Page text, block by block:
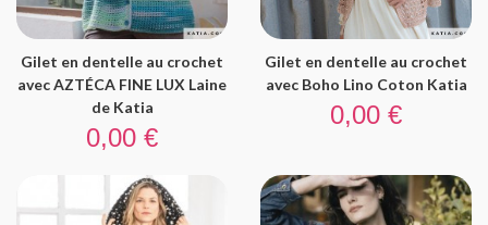
Gilet en dentelle au crochet
avec AZTÉCA FINE LUX Laine
de Katia
Prix
0,00 €
Gilet en dentelle au crochet
avec Boho Lino Coton Katia
Prix
0,00 €